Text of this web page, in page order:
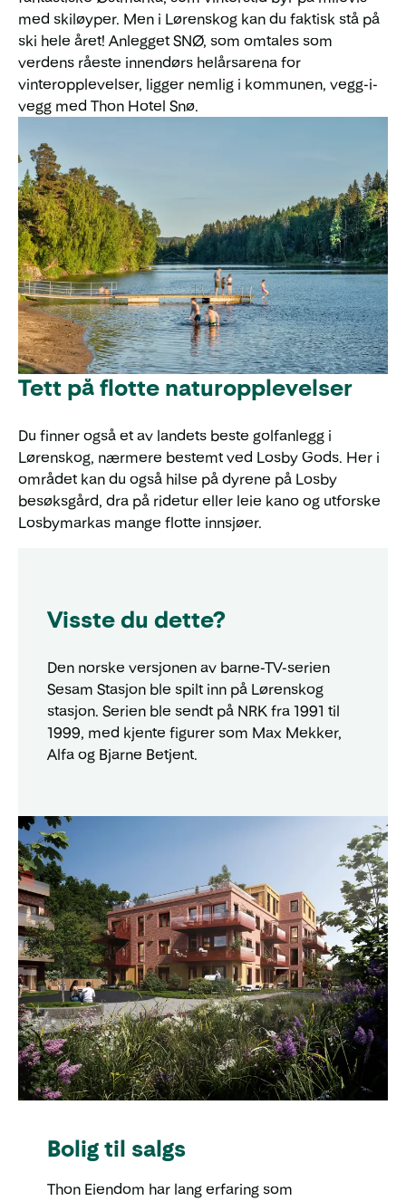
med skiløyper. Men i Lørenskog kan du faktisk stå på
ski hele året! Anlegget SNØ, som omtales som
verdens råeste innendørs helårsarena for
vinteropplevelser, ligger nemlig i kommunen, vegg-i-
vegg med Thon Hotel Snø.
Tett på flotte naturopplevelser
Du finner også et av landets beste golfanlegg i
Lørenskog, nærmere bestemt ved Losby Gods. Her i
området kan du også hilse på dyrene på Losby
besøksgård, dra på ridetur eller leie kano og utforske
Losbymarkas mange flotte innsjøer.
Visste du dette?
Den norske versjonen av barne-TV-serien
Sesam Stasjon ble spilt inn på Lørenskog
stasjon. Serien ble sendt på NRK fra 1991 til
1999, med kjente figurer som Max Mekker,
Alfa og Bjarne Betjent.
Bolig til salgs
Thon Eiendom har lang erfaring som